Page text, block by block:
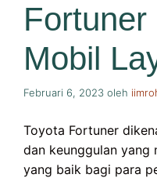
Fortuner
Mobil
Februari 6, 2023 oleh
Toyota Fortuner
dan keunggulan yang
yang baik bagi para